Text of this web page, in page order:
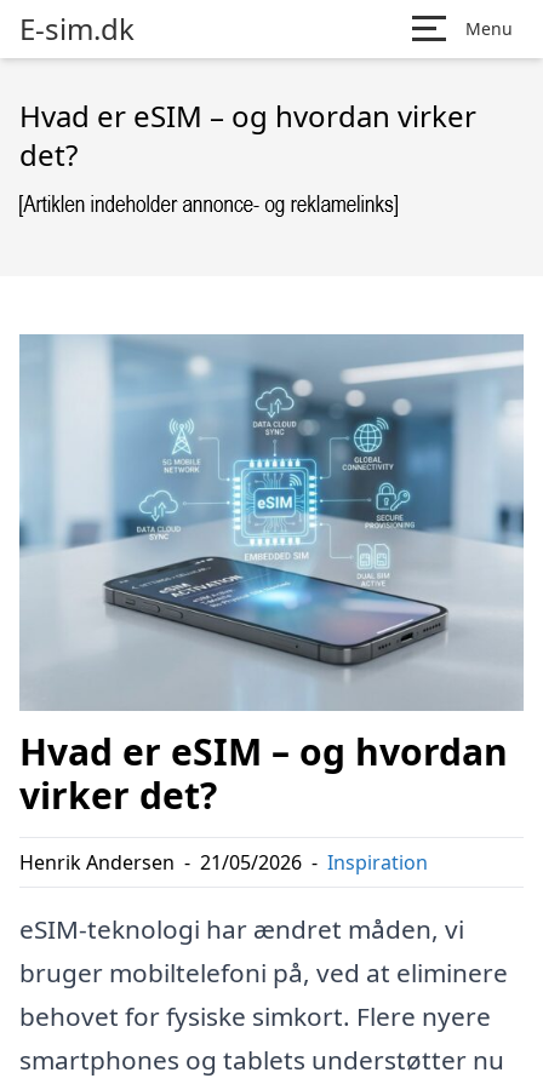
E-sim.dk Menu
Hvad er eSIM – og hvordan virker
det?
Hvad er eSIM – og hvordan
virker det?
Henrik Andersen - 21/05/2026 - Inspiration
eSIM-teknologi har ændret måden, vi
bruger mobiltelefoni på, ved at eliminere
behovet for fysiske simkort. Flere nyere
smartphones og tablets understøtter nu